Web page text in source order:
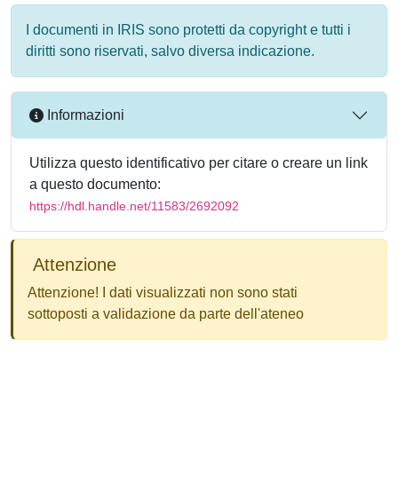
I documenti in IRIS sono protetti da copyright e tutti i
diritti sono riservati, salvo diversa indicazione.
Informazioni
Utilizza questo identificativo per citare o creare un link
a questo documento:
https://hdl.handle.net/11583/2692092
Attenzione
Attenzione! I dati visualizzati non sono stati
sottoposti a validazione da parte dell'ateneo